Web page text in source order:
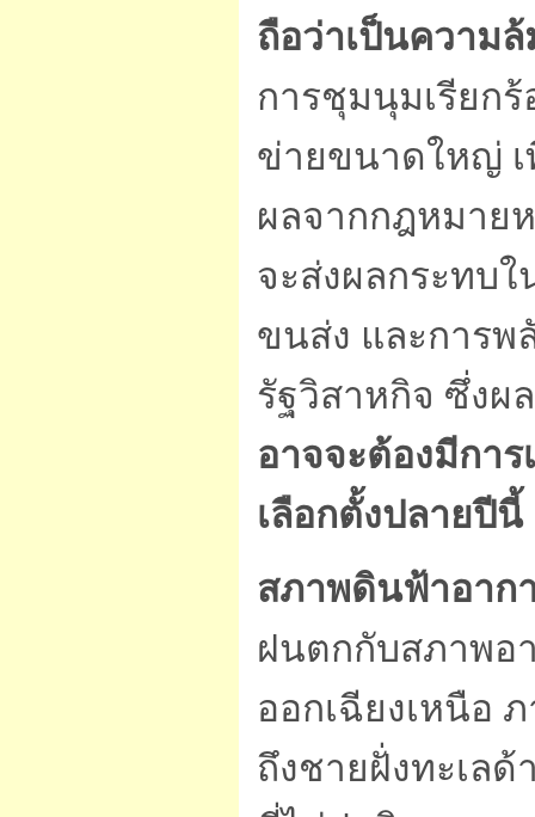
ถือว่าเป็นความ
การชุมนุมเรียก
ข่ายขนาดใหญ่ เ
ผลจากกฎหมาย
จะส่งผลกระทบ
ขนส่ง และการพ
รัฐวิสาหกิจ ซึ่ง
อาจจะต้องมีกา
เลือกตั้งปลายปีนี้
สภาพดินฟ้าอาก
ฝนตกกับสภาพอ
ออกเฉียงเหนือ
ถึงชายฝั่งทะเล